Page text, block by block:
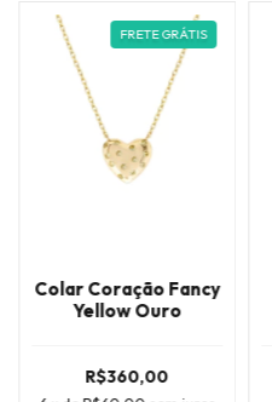
FRETE GRÁTIS
Colar Coração Fancy
Yellow Ouro
R$360,00